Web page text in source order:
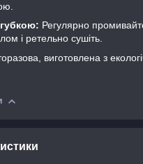
Регулярно
і ретельно сушіть.
виготовлена з